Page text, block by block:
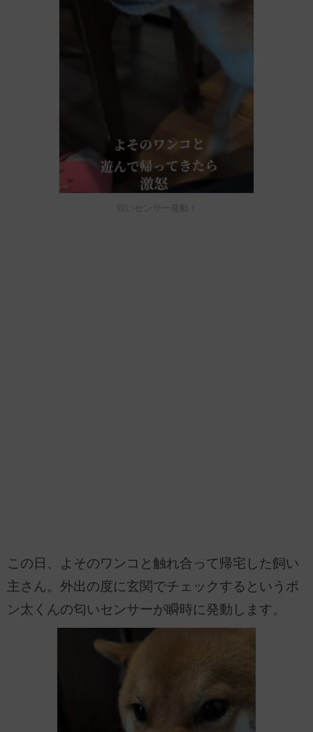
匂いセンサー発動！
この日、よそのワンコと触れ合って帰宅した飼い
主さん。外出の度に玄関でチェックするというポ
ン太くんの匂いセンサーが瞬時に発動します。